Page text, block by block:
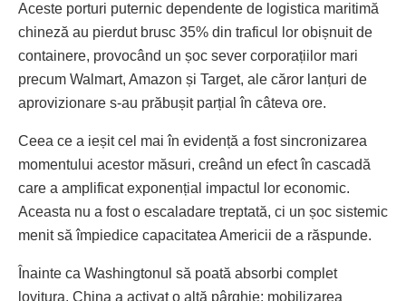
Aceste porturi puternic dependente de logistica maritimă
chineză au pierdut brusc 35% din traficul lor obișnuit de
containere, provocând un șoc sever corporațiilor mari
precum Walmart, Amazon și Target, ale căror lanțuri de
aprovizionare s-au prăbușit parțial în câteva ore.
Ceea ce a ieșit cel mai în evidență a fost sincronizarea
momentului acestor măsuri, creând un efect în cascadă
care a amplificat exponențial impactul lor economic.
Aceasta nu a fost o escaladare treptată, ci un șoc sistemic
menit să împiedice capacitatea Americii de a răspunde.
Înainte ca Washingtonul să poată absorbi complet
lovitura, China a activat o altă pârghie: mobilizarea